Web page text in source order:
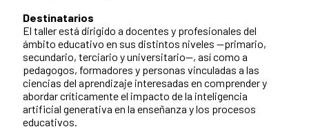
Destinatarios
El taller está dirigido a docentes y profesionales del
ámbito educativo en sus distintos niveles —primario,
secundario, terciario y universitario—, así como a
pedagogos, formadores y personas vinculadas a las
ciencias del aprendizaje interesadas en comprender y
abordar críticamente el impacto de la inteligencia
artificial generativa en la enseñanza y los procesos
educativos.